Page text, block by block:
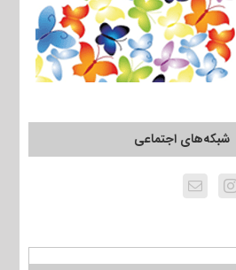
شبکه‌های اجتماعی